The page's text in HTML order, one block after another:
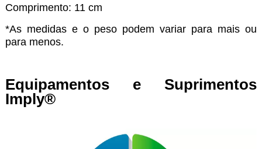
Comprimento: 11 cm
*As medidas e o peso podem variar para mais ou
para menos.
Equipamentos e Suprimentos
Imply®